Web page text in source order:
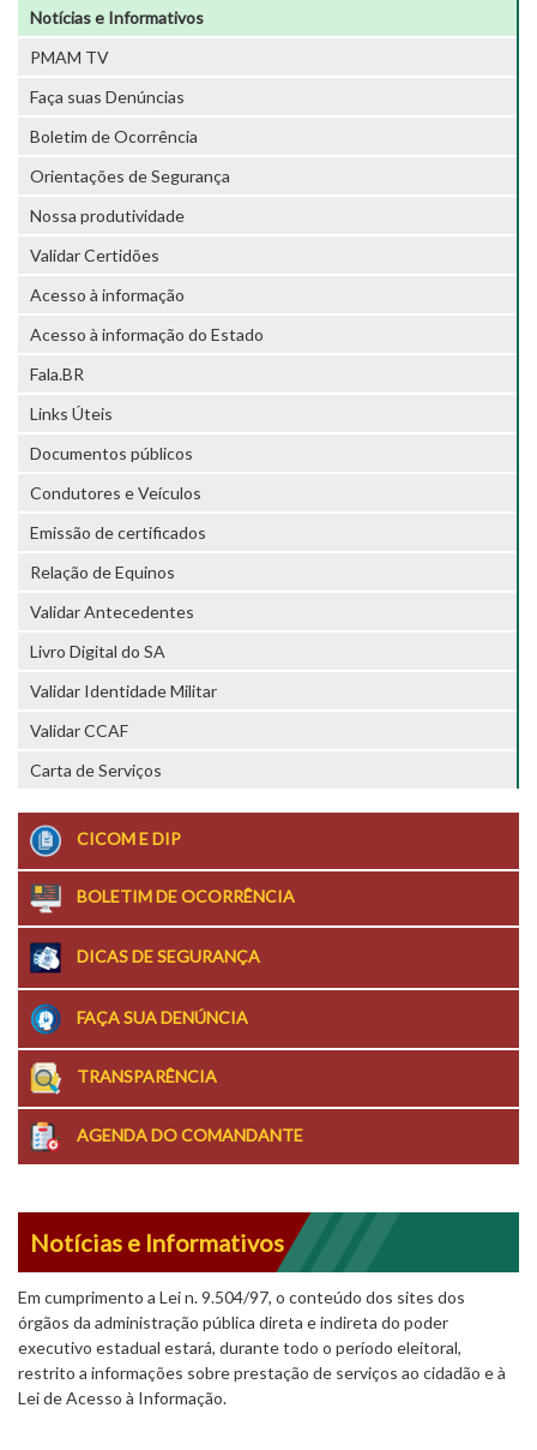
Notícias e Informativos
PMAM TV
Faça suas Denúncias
Boletim de Ocorrência
Orientações de Segurança
Nossa produtividade
Validar Certidões
Acesso à informação
Acesso à informação do Estado
Fala.BR
Links Úteis
Documentos públicos
Condutores e Veículos
Emissão de certificados
Relação de Equinos
Validar Antecedentes
Livro Digital do SA
Validar Identidade Militar
Validar CCAF
Carta de Serviços
CICOM E DIP
BOLETIM DE OCORRÊNCIA
DICAS DE SEGURANÇA
FAÇA SUA DENÚNCIA
TRANSPARÊNCIA
AGENDA DO COMANDANTE
Notícias e Informativos
Em cumprimento a Lei n. 9.504/97, o conteúdo dos sites dos
órgãos da administração pública direta e indireta do poder
executivo estadual estará, durante todo o período eleitoral,
restrito a informações sobre prestação de serviços ao cidadão e à
Lei de Acesso à Informação.